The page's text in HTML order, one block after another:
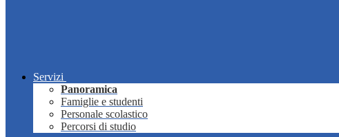
Servizi
Panoramica
Famiglie e studenti
Personale scolastico
Percorsi di studio